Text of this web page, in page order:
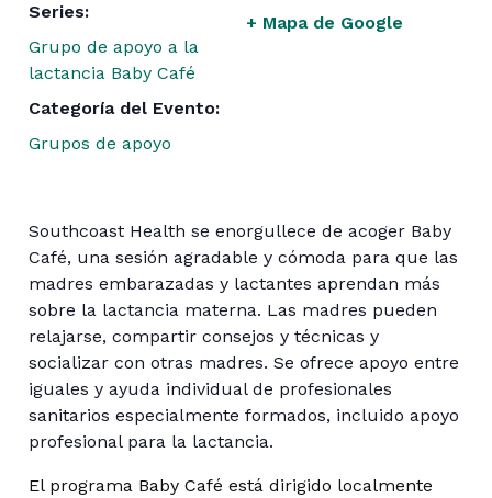
Series:
Grupo de apoyo a la
lactancia Baby Café
Categoría del Evento:
Grupos de apoyo
+ Mapa de Google
Southcoast Health se enorgullece de acoger Baby
Café, una sesión agradable y cómoda para que las
madres embarazadas y lactantes aprendan más
sobre la lactancia materna. Las madres pueden
relajarse, compartir consejos y técnicas y
socializar con otras madres. Se ofrece apoyo entre
iguales y ayuda individual de profesionales
sanitarios especialmente formados, incluido apoyo
profesional para la lactancia.
El programa Baby Café está dirigido localmente